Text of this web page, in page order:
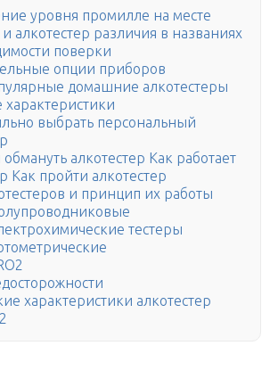
уровня промилле на месте
алкотестер различия в названиях
поверки
опции приборов
домашние алкотестеры
выбрать персональный
алкотестер Как работает
Как пройти алкотестер
и принцип их работы
тестеры
характеристики алкотестер